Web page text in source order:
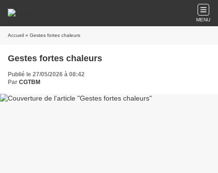
MENU
Accueil » Gestes fortes chaleurs
Gestes fortes chaleurs
Publié le 27/05/2026 à 08:42
Par CGTBM